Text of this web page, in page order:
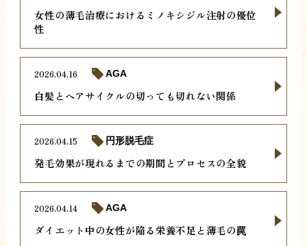
女性の薄毛治療におけるミノキシジル注射の優位
性
白髪とヘアサイクルの切っても切れない関係
2026.04.16 AGA
発毛効果が現れるまでの期間とプロセスの全貌
2026.04.15 円形脱毛症
ダイエット中の女性が陥る栄養不足と薄毛の罠
2026.04.14 AGA